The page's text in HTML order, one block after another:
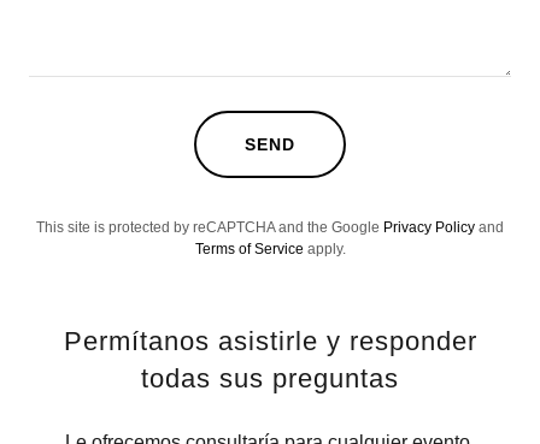
SEND
This site is protected by reCAPTCHA and the Google Privacy Policy and
Terms of Service apply.
Permítanos asistirle y responder
todas sus preguntas